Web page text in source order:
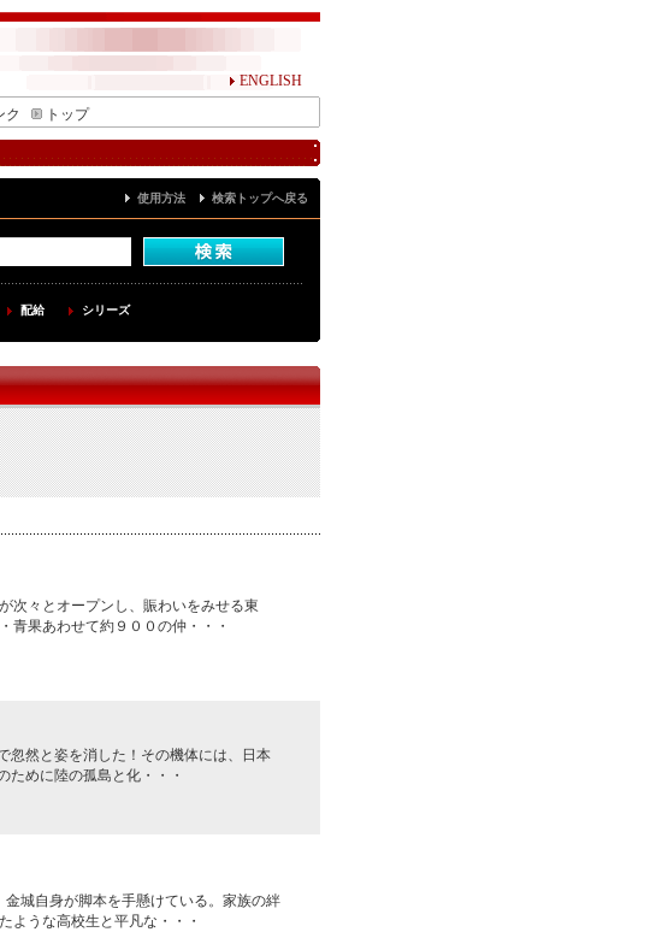
ENGLISH
ク トップ
使用方法 検索トップへ戻る
配給 シリーズ
次々とオープンし、賑わいをみせる東
青果あわせて約９００の仲・・・
忽然と姿を消した！その機体には、日本
めに陸の孤島と化・・・
城自身が脚本を手懸けている。家族の絆
ような高校生と平凡な・・・